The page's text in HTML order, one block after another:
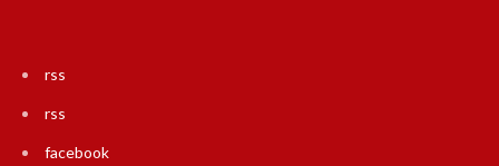
rss
rss
facebook